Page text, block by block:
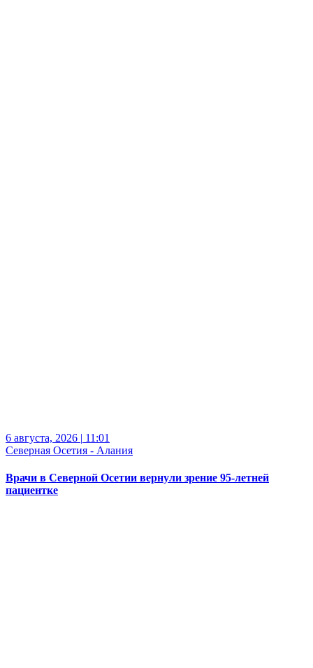
6 августа, 2026 | 11:01
Северная Осетия - Алания
Врачи в Северной Осетии вернули зрение 95-летней
пациентке